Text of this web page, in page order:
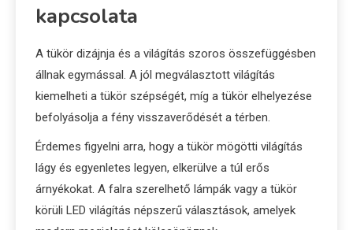
kapcsolata
A tükör dizájnja és a világítás szoros összefüggésben
állnak egymással. A jól megválasztott világítás
kiemelheti a tükör szépségét, míg a tükör elhelyezése
befolyásolja a fény visszaverődését a térben.
Érdemes figyelni arra, hogy a tükör mögötti világítás
lágy és egyenletes legyen, elkerülve a túl erős
árnyékokat. A falra szerelhető lámpák vagy a tükör
körüli LED világítás népszerű választások, amelyek